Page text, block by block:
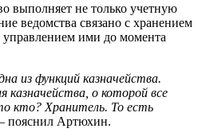
выполняет не только учетную
ведомства связано с хранением
управлением ими до момента
из функций казначейства.
казначейства, о которой все
кто? Хранитель. То есть
пояснил Артюхин.